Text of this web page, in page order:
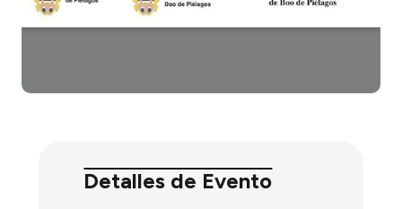
Detalles de Evento